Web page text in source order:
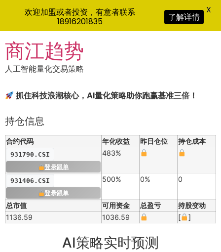
to
content
商江趋势
人工智能量化交易策略
抓住科技浪潮核心，AI量化策略助你跑赢基准三倍！
持仓信息
合约代码 年化收益 昨日仓位 持仓成本
931790.CSI
登录跟单
483%
931406.CSI
登录跟单
500% 0% 0
总市值 可用资金 总盈亏
持股变动
1136.59
1036.59 [ ]
AI策略实时预测
欢迎加盟或者投资，有意者联系
18916201835
了解详情
X